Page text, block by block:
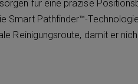
sorgen für eine präzise
Smart Pathfinder™-
Reinigungsroute, damit er